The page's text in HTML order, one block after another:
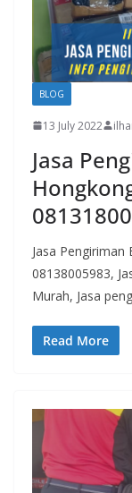
BLOG
13 July 2022
Jasa
Jasa Pengiriman
08138005983,
Murah, Jasa
Read More